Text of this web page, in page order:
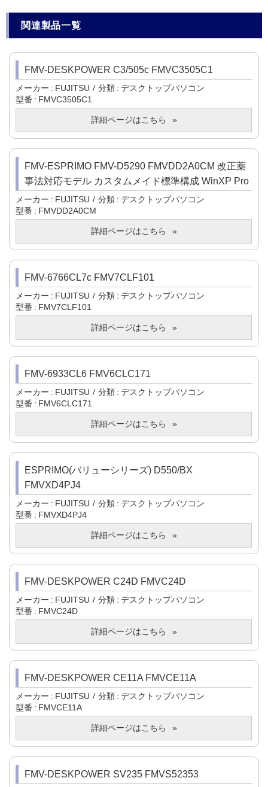
関連製品一覧
FMV-DESKPOWER C3/505c FMVC3505C1
メーカー FUJITSU 分類
デスクトップパソコン
型番
FMVC3505C1
詳細ページはこちら
FMV-ESPRIMO FMV-D5290 FMVDD2A0CM 改正薬
事法対応モデル カスタムメイド標準構成 WinXP Pro
メーカー FUJITSU 分類
デスクトップパソコン
型番
FMVDD2A0CM
詳細ページはこちら
FMV-6766CL7c FMV7CLF101
メーカー FUJITSU 分類
デスクトップパソコン
型番
FMV7CLF101
詳細ページはこちら
FMV-6933CL6 FMV6CLC171
メーカー FUJITSU 分類
デスクトップパソコン
型番
FMV6CLC171
詳細ページはこちら
ESPRIMO(バリューシリーズ) D550/BX
FMVXD4PJ4
メーカー FUJITSU 分類
デスクトップパソコン
型番
FMVXD4PJ4
詳細ページはこちら
FMV-DESKPOWER C24D FMVC24D
メーカー FUJITSU 分類
デスクトップパソコン
型番
FMVC24D
詳細ページはこちら
FMV-DESKPOWER CE11A FMVCE11A
メーカー FUJITSU 分類
デスクトップパソコン
型番
FMVCE11A
詳細ページはこちら
FMV-DESKPOWER SV235 FMVS52353